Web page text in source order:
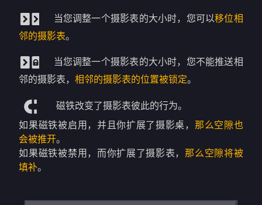
当您调整一个摄影表的大小时，您可以移位相
邻的摄影表。
当您调整一个摄影表的大小时，您不能推送相
邻的摄影表，相邻的摄影表的位置被锁定。
磁铁改变了摄影表彼此的行为。
如果磁铁被启用，并且你扩展了摄影桌， 那么空隙也
会被推开。
如果磁铁被禁用，而你扩展了摄影表， 那么空隙将被
填补。